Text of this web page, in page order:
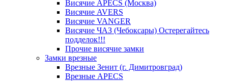
Висячие APECS (Москва)
Висячие AVERS
Висячие VANGER
Висячие ЧАЗ (Чебоксары) Остерегайтесь
подделок!!!
Прочие висячие замки
Замки врезные
Врезные Зенит (г. Димитровград)
Врезные APECS